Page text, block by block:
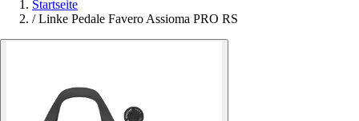
Startseite
/ Linke Pedale Favero Assioma PRO RS